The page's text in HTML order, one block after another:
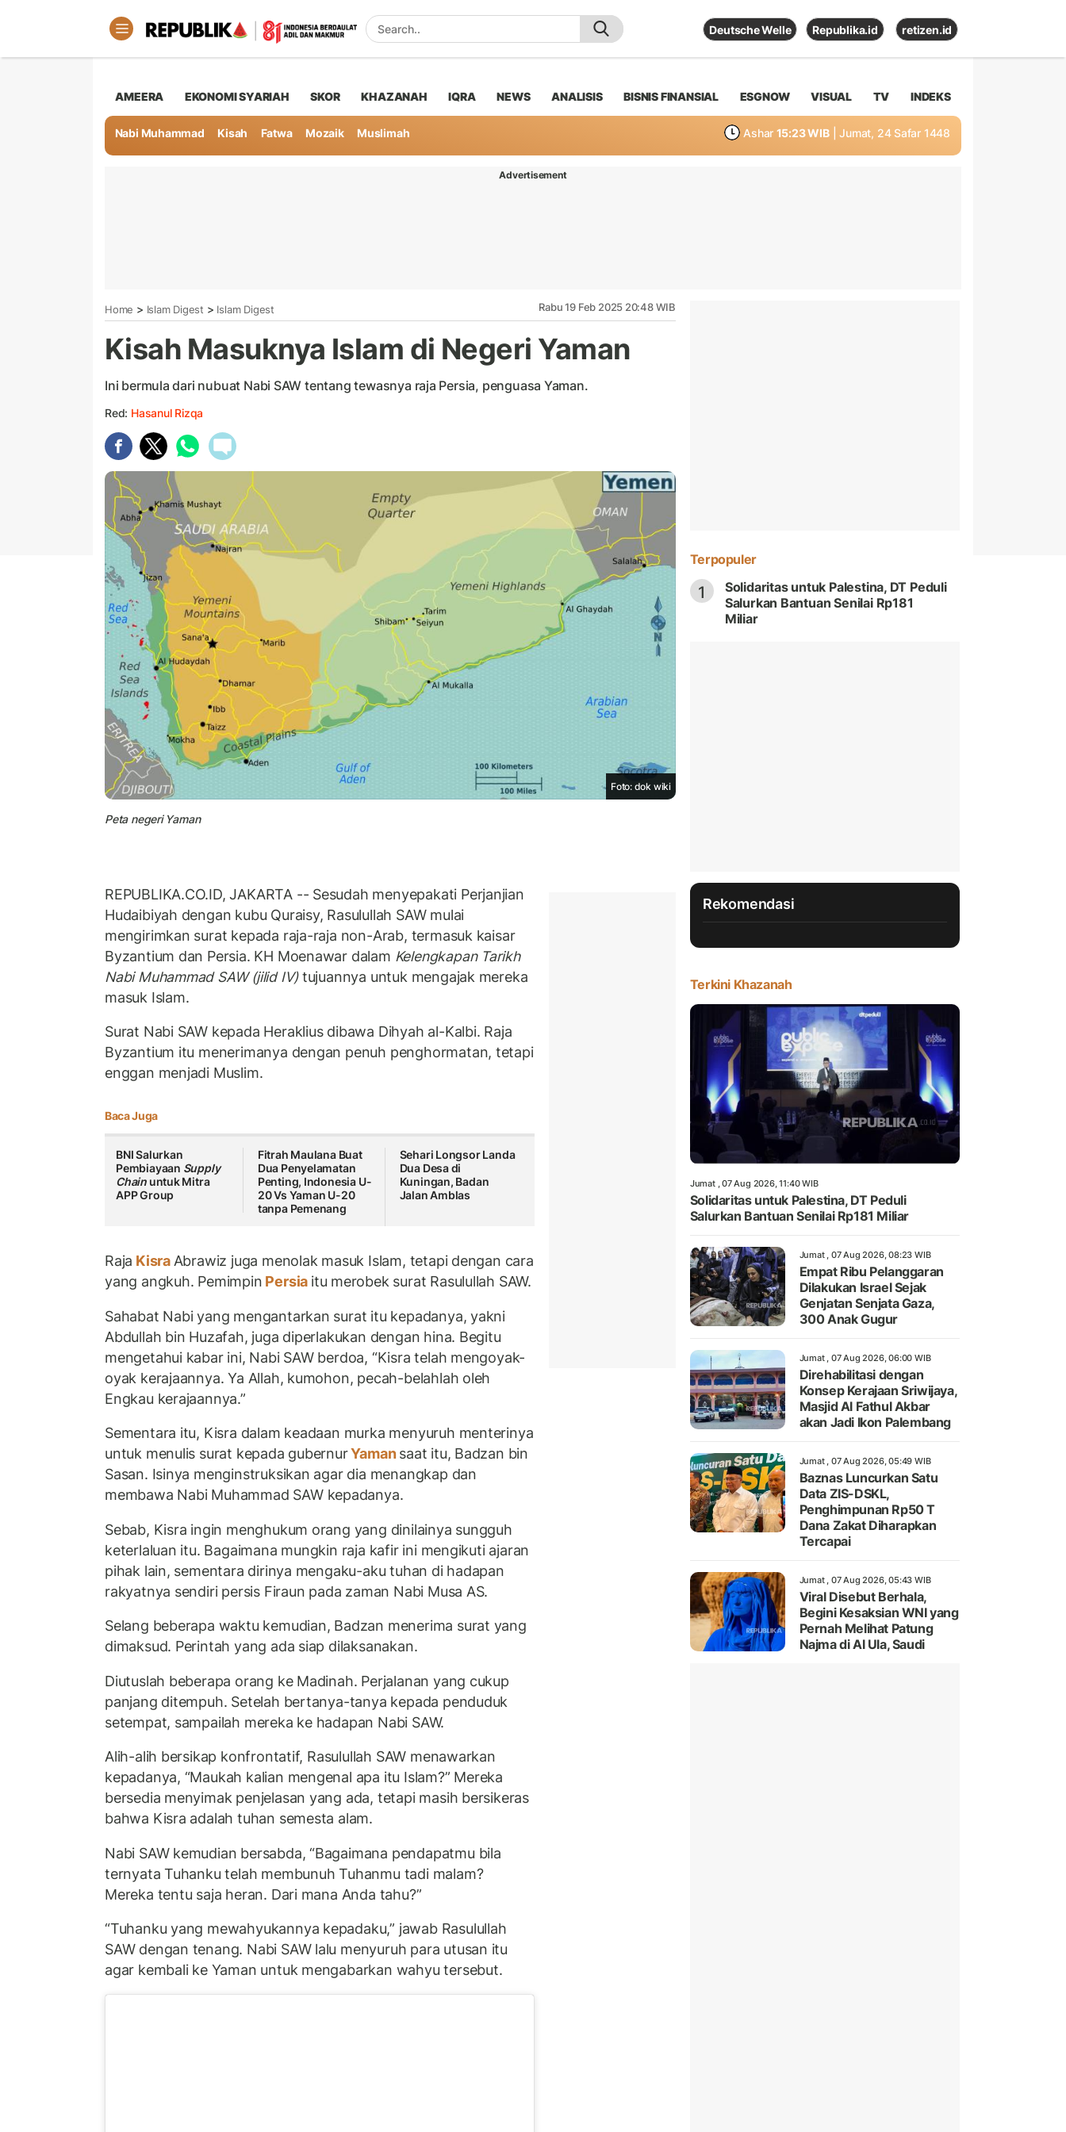
Deutsche Welle Republika.id retizen.id
AMEERA EKONOMI SYARIAH SKOR KHAZANAH IQRA NEWS ANALISIS BISNIS FINANSIAL ESGNOW VISUAL TV INDEKS
Nabi Muhammad Kisah Fatwa Mozaik Muslimah Ashar 15:23 WIB | Jumat, 24 Safar 1448
Advertisement
Home > Islam Digest > Islam Digest Rabu 19 Feb 2025 20:48 WIB
Kisah Masuknya Islam di Negeri Yaman
Ini bermula dari nubuat Nabi SAW tentang tewasnya raja Persia, penguasa Yaman.
Red: Hasanul Rizqa
Foto: dok wiki
Peta negeri Yaman
REPUBLIKA.CO.ID, JAKARTA -- Sesudah menyepakati Perjanjian
Hudaibiyah dengan kubu Quraisy, Rasulullah SAW mulai
mengirimkan surat kepada raja-raja non-Arab, termasuk kaisar
Byzantium dan Persia. KH Moenawar dalam Kelengkapan Tarikh
Nabi Muhammad SAW (jilid IV)tujuannya untuk mengajak mereka
masuk Islam.
Surat Nabi SAW kepada Heraklius dibawa Dihyah al-Kalbi. Raja
Byzantium itu menerimanya dengan penuh penghormatan, tetapi
enggan menjadi Muslim.
Baca Juga
BNI Salurkan
Pembiayaan Supply
Chain untuk Mitra
APP Group
Fitrah Maulana Buat
Dua Penyelamatan
Penting, Indonesia U-
20 Vs Yaman U-20
tanpa Pemenang
Sehari Longsor Landa
Dua Desa di
Kuningan, Badan
Jalan Amblas
Raja Kisra Abrawiz juga menolak masuk Islam, tetapi dengan cara
yang angkuh. Pemimpin Persia itu merobek surat Rasulullah SAW.
Sahabat Nabi yang mengantarkan surat itu kepadanya, yakni
Abdullah bin Huzafah, juga diperlakukan dengan hina. Begitu
mengetahui kabar ini, Nabi SAW berdoa, “Kisra telah mengoyak-
oyak kerajaannya. Ya Allah, kumohon, pecah-belahlah oleh
Engkau kerajaannya.”
Sementara itu, Kisra dalam keadaan murka menyuruh menterinya
untuk menulis surat kepada gubernurYamansaat itu, Badzan bin
Sasan. Isinya menginstruksikan agar dia menangkap dan
membawa Nabi Muhammad SAW kepadanya.
Sebab, Kisra ingin menghukum orang yang dinilainya sungguh
keterlaluan itu. Bagaimana mungkin raja kafir ini mengikuti ajaran
pihak lain, sementara dirinya mengaku-aku tuhan di hadapan
rakyatnya sendiri persis Firaun pada zaman Nabi Musa AS.
Selang beberapa waktu kemudian, Badzan menerima surat yang
dimaksud. Perintah yang ada siap dilaksanakan.
Diutuslah beberapa orang ke Madinah. Perjalanan yang cukup
panjang ditempuh. Setelah bertanya-tanya kepada penduduk
setempat, sampailah mereka ke hadapan Nabi SAW.
Alih-alih bersikap konfrontatif, Rasulullah SAW menawarkan
kepadanya, “Maukah kalian mengenal apa itu Islam?” Mereka
bersedia menyimak penjelasan yang ada, tetapi masih bersikeras
bahwa Kisra adalah tuhan semesta alam.
Nabi SAW kemudian bersabda, “Bagaimana pendapatmu bila
ternyata Tuhanku telah membunuh Tuhanmu tadi malam?
Mereka tentu saja heran. Dari mana Anda tahu?”
“Tuhanku yang mewahyukannya kepadaku,” jawab Rasulullah
SAW dengan tenang. Nabi SAW lalu menyuruh para utusan itu
agar kembali ke Yaman untuk mengabarkan wahyu tersebut.
Terpopuler
1
Solidaritas untuk Palestina, DT Peduli
Salurkan Bantuan Senilai Rp181
Miliar
Rekomendasi
Terkini Khazanah
Jumat , 07 Aug 2026, 11:40 WIB
Solidaritas untuk Palestina, DT Peduli
Salurkan Bantuan Senilai Rp181 Miliar
Jumat , 07 Aug 2026, 08:23 WIB
Empat Ribu Pelanggaran
Dilakukan Israel Sejak
Genjatan Senjata Gaza,
300 Anak Gugur
Jumat , 07 Aug 2026, 06:00 WIB
Direhabilitasi dengan
Konsep Kerajaan Sriwijaya,
Masjid Al Fathul Akbar
akan Jadi Ikon Palembang
Jumat , 07 Aug 2026, 05:49 WIB
Baznas Luncurkan Satu
Data ZIS-DSKL,
Penghimpunan Rp50 T
Dana Zakat Diharapkan
Tercapai
Jumat , 07 Aug 2026, 05:43 WIB
Viral Disebut Berhala,
Begini Kesaksian WNI yang
Pernah Melihat Patung
Najma di Al Ula, Saudi